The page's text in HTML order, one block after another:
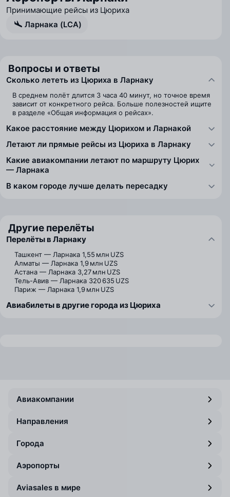
Принимающие рейсы из Цюриха
Ларнака (LCA)
Вопросы и ответы
Сколько лететь из Цюриха в Ларнаку
В среднем полёт длится 3 часа 40 минут, но точное время
зависит от конкретного рейса. Больше полезностей ищите
в разделе «Общая информация о рейсах».
Какое расстояние между Цюрихом и Ларнакой
Летают ли прямые рейсы из Цюриха в Ларнаку
Какие авиакомпании летают по маршруту Цюрих
— Ларнака
В каком городе лучше делать пересадку
Другие перелёты
Перелёты в Ларнаку
Ташкент — Ларнака 1,55 млн UZS
Алматы — Ларнака 1,9 млн UZS
Астана — Ларнака 3,27 млн UZS
Тель-Авив — Ларнака 320 635 UZS
Париж — Ларнака 1,9 млн UZS
Авиабилеты в другие города из Цюриха
Авиакомпании
Направления
Города
Аэропорты
Aviasales в мире